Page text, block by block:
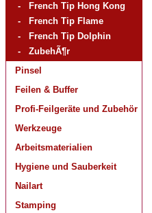
-
French Tip Hong Kong
-
French Tip Flame
-
French Tip Dolphin
- ZubehÃ¶r
Pinsel
Feilen & Buffer
Profi-Feilgeräte und Zubehör
Werkzeuge
Arbeitsmaterialien
Hygiene und Sauberkeit
Nailart
Stamping